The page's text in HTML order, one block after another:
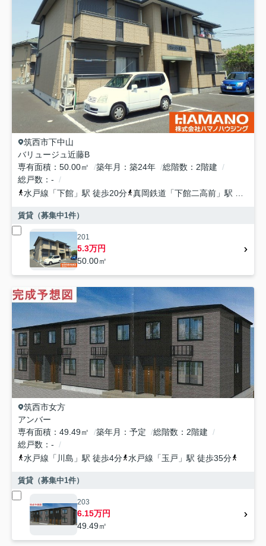
筑西市下中山
バリュージュ近藤B
専有面積
50.00㎡ 築年月 築24年 総階数
2階建
総戸数
-
水戸線 「下館 」駅 徒歩20分 真岡鉄道 「下館二高前 」駅 徒歩37分
賃貸（募集中1件）
201
5.3万円
50.00㎡
筑西市女方
アンバー
専有面積
49.49㎡ 築年月 予定 総階数
2階建
総戸数
-
水戸線 「 川島 」駅 徒歩4分 水戸線 「玉戸 」駅 徒歩35分
賃貸（募集中1件）
203
6.15万円
49.49㎡